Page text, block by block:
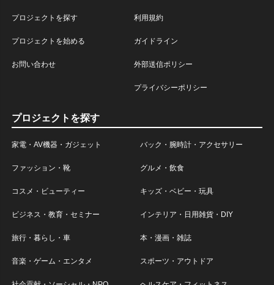
プロジェクトを探す
プロジェクトを始める
お問い合わせ
利用規約
ガイドライン
外部送信ポリシー
プライバシーポリシー
プロジェクトを探す
家電・AV機器・ガジェット バック・腕時計・アクセサリー
ファッション・靴 グルメ・飲食
コスメ・ビューティー キッズ・ベビー・玩具
ビジネス・教育・セミナー インテリア・日用雑貨・DIY
旅行・暮らし・車 本・漫画・雑誌
音楽・ゲーム・エンタメ スポーツ・アウトドア